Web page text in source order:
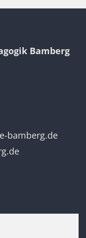
Bamberg
bamberg.de